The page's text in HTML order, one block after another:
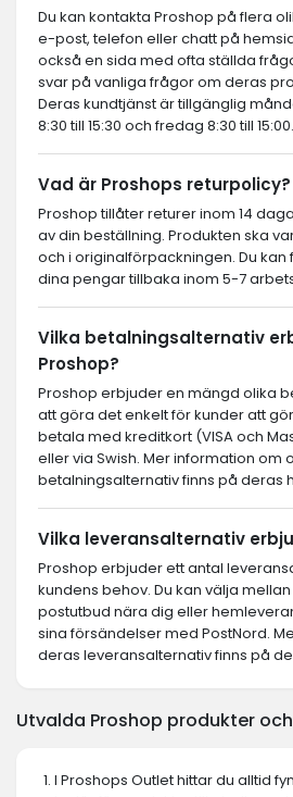
Du kan kontakta Proshop på flera
e-post, telefon eller chatt på
också en sida med ofta ställda
svar på vanliga frågor om deras
Deras kundtjänst är tillgänglig
8:30 till 15:30 och fredag 8:30 till 15:00.
Vad är Proshops returpolicy?
Proshop tillåter returer inom 14
av din beställning. Produkten ska
och i originalförpackningen. Du kan
dina pengar tillbaka inom 5-7
Vilka betalningsalternativ
Proshop?
Proshop erbjuder en mängd olika
att göra det enkelt för kunder att
betala med kreditkort (VISA och
eller via Swish. Mer information om
betalningsalternativ finns på deras
Vilka leveransalternativ
Proshop erbjuder ett antal
kundens behov. Du kan välja
postutbud nära dig eller
sina försändelser med PostNord.
deras leveransalternativ finns på
Utvalda Proshop produkter
I Proshops Outlet hittar du alltid